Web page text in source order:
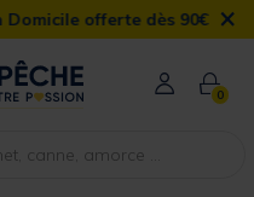
offerte dès 90€ ×
0